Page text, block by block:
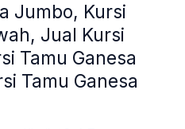
Jumbo, Kursi
Jual Kursi
Tamu Ganesa
Tamu Ganesa